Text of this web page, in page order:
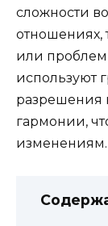
сложности
отношениях,
или
используют
разрешения
гармонии,
изменениям.